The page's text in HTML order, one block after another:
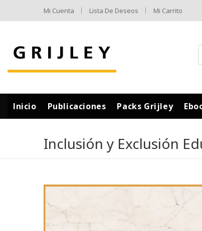
Mi Cuenta Lista De Deseos Mi Carrito
Inicio Publicaciones Packs Grijley
Inclusión y Exclusión